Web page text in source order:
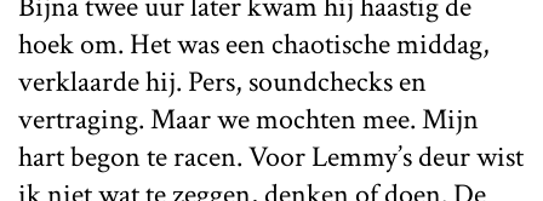
hoek om. Het was een chaotische middag,
verklaarde hij. Pers, soundchecks en
vertraging. Maar we mochten mee. Mijn
hart begon te racen. Voor Lemmy’s deur wist